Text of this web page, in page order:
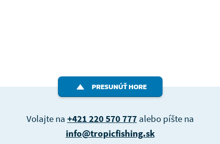
PRESUNÚŤ HORE
Volajte na +421 220 570 777alebo píšte na
info@tropicfishing.sk